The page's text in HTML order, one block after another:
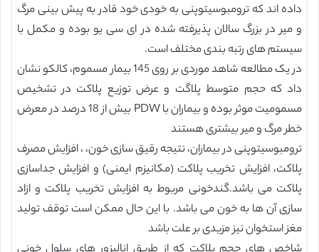
داده اند که ترومبوسیتوپنی به خودی خود قادر به پیش بینی مرگ
و میر در بزرگ سالان پذیرفته شده در ای سی یو بوده و مکمل با
سیستم های رتبه بندی مختلف است.
در یک مطالعه شاهد موردی بر روی 145 بیمار مسموم، کالکو نشان
داد که حجم متوسط پلاگت و عرض توزیع پلاکت در تشخیص
مسمومیت موثر بوده و بیماران با PDW بیش از 18 درصد در معرض
خطر مرگ و میر بیشتری هستند
ترومبوسیتوپنی در بیماران، نتیجه رقیق سازی خون، ، افزایش مصرف
پلاکت، افزایش تخریب پلاکت (مکانیزم ایمنی) و افزایش جداسازی
پلاکت می باشد.گندخونی مربوط به افزایش تخریب پلاکت و ازاد
سازی آن ها به خون می باشد. با این حال ممکن است توقف تولید
مغز استخوان نیز مزیدی بر علت باشد